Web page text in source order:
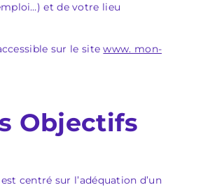
et de votre lieu
sur le sitewww. mon-
Objectifs
est centré sur l’adéquation d’un